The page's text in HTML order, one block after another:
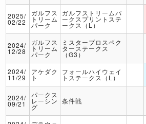
2025/
02/22
ガルフス
トリーム
パーク
ガルフストリームパ
ークスプリントステ
ークス（L）
2024/
12/28
ガルフス
トリーム
パーク
ミスタープロスペク
ターステークス
（G3）
2024/
11/29
アケダク
ト
フォールハイウェイ
トステークス（L）
2024/
09/21
パークス
レーシン
グ
条件戦